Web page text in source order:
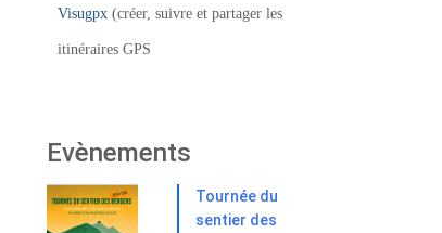
Visugpx(créer, suivre et partager les
itinéraires GPS
Evènements
Tournée du
sentier des